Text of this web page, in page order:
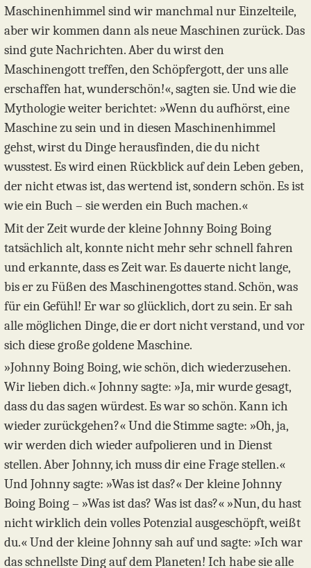
Maschinenhimmel sind wir manchmal nur Einzelteile,
aber wir kommen dann als neue Maschinen zurück. Das
sind gute Nachrichten. Aber du wirst den
Maschinengott treffen, den Schöpfergott, der uns alle
erschaffen hat, wunderschön!«, sagten sie. Und wie die
Mythologie weiter berichtet: »Wenn du aufhörst, eine
Maschine zu sein und in diesen Maschinenhimmel
gehst, wirst du Dinge herausfinden, die du nicht
wusstest. Es wird einen Rückblick auf dein Leben geben,
der nicht etwas ist, das wertend ist, sondern schön. Es ist
wie ein Buch – sie werden ein Buch machen.«
Mit der Zeit wurde der kleine Johnny Boing Boing
tatsächlich alt, konnte nicht mehr sehr schnell fahren
und erkannte, dass es Zeit war. Es dauerte nicht lange,
bis er zu Füßen des Maschinengottes stand. Schön, was
für ein Gefühl! Er war so glücklich, dort zu sein. Er sah
alle möglichen Dinge, die er dort nicht verstand, und vor
sich diese große goldene Maschine.
»Johnny Boing Boing, wie schön, dich wiederzusehen.
Wir lieben dich.« Johnny sagte: »Ja, mir wurde gesagt,
dass du das sagen würdest. Es war so schön. Kann ich
wieder zurückgehen?« Und die Stimme sagte: »Oh, ja,
wir werden dich wieder aufpolieren und in Dienst
stellen. Aber Johnny, ich muss dir eine Frage stellen.«
Und Johnny sagte: »Was ist das?« Der kleine Johnny
Boing Boing – »Was ist das? Was ist das?« »Nun, du hast
nicht wirklich dein volles Potenzial ausgeschöpft, weißt
du.« Und der kleine Johnny sah auf und sagte: »Ich war
das schnellste Ding auf dem Planeten! Ich habe sie alle